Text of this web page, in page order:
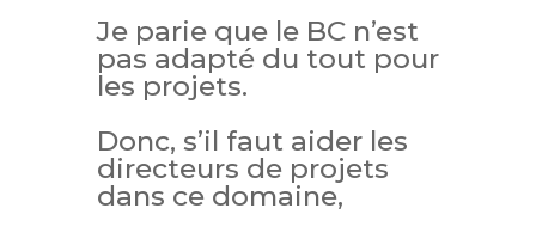
Je parie que le BC n’est
pas adapté du tout pour
les projets.
Donc, s’il faut aider les
directeurs de projets
dans ce domaine,